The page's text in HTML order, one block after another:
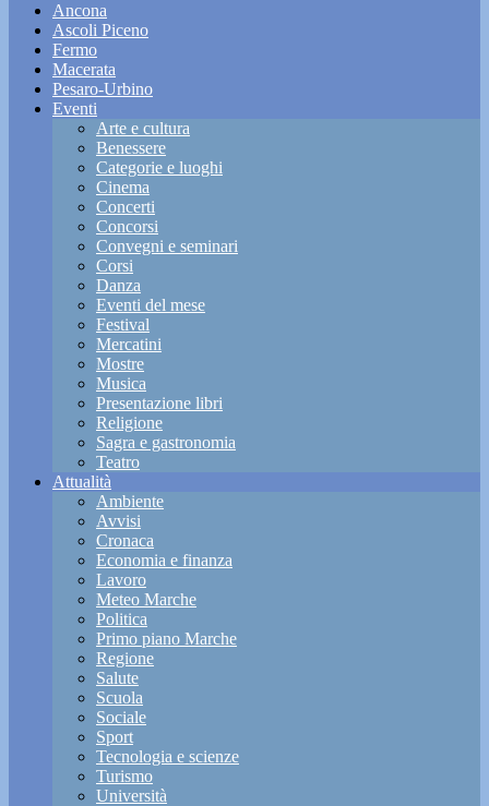
Ancona
Ascoli Piceno
Fermo
Macerata
Pesaro-Urbino
Eventi
Arte e cultura
Benessere
Categorie e luoghi
Cinema
Concerti
Concorsi
Convegni e seminari
Corsi
Danza
Eventi del mese
Festival
Mercatini
Mostre
Musica
Presentazione libri
Religione
Sagra e gastronomia
Teatro
Attualità
Ambiente
Avvisi
Cronaca
Economia e finanza
Lavoro
Meteo Marche
Politica
Primo piano Marche
Regione
Salute
Scuola
Sociale
Sport
Tecnologia e scienze
Turismo
Università